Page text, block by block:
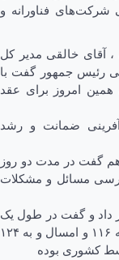
فناورانه و
آقای خالقی مدیر کل
رئیس جمهور گفت با
امروز برای عقد
ضمانت و رشد
گفت در مدت دو روز
مسائل و مشکلات
خبر داد و گفت در طول یک
سال گذشته تعداد شرکت‌های دانش بنیان از ۷۸ به ۱۱۶ و امسال و به ۱۲۴